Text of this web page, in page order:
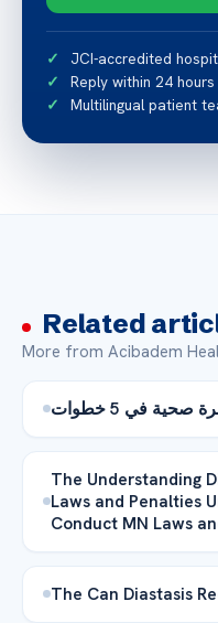
JCI-accredited
Reply within 24 hours
Multilingual patient
Related
More from Acibadem
في 5 خطوات
The Understanding
Laws and Penalties
Conduct MN Laws
The Can Diastasis